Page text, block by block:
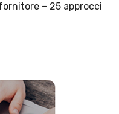
– 25 approcci